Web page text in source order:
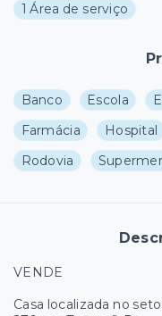
1 Área de serviço
Banco Escola
Farmácia
Hospital
Rodovia
VENDE
Casa localizada no